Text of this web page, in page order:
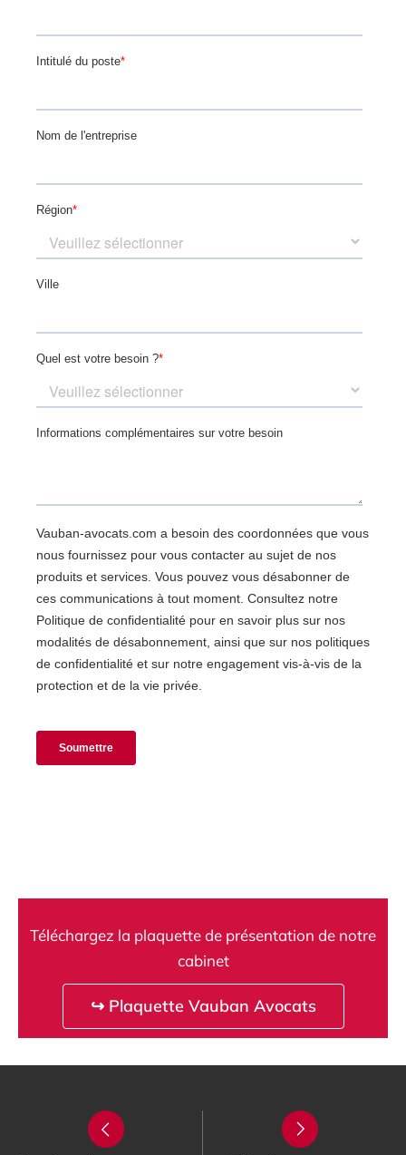
Téléchargez la plaquette de présentation de notre
cabinet
↪ Plaquette Vauban Avocats